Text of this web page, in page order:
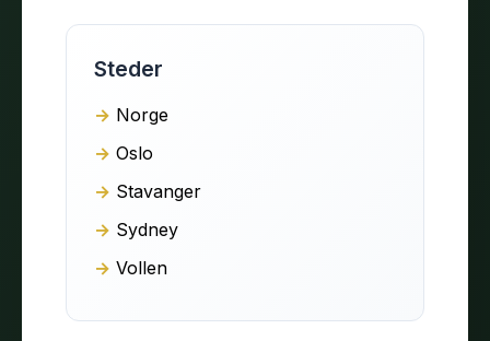
Steder
Norge
Oslo
Stavanger
Sydney
Vollen